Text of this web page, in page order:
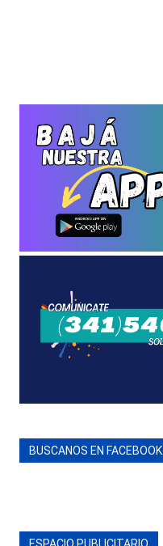
BUSCANOS EN FACEBOOK
ESPACIO PUBLICITARIO